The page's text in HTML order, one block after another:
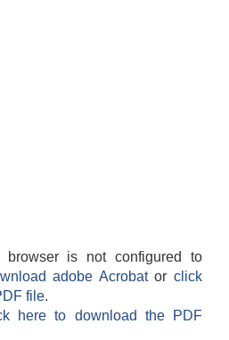
browser is not configured to
adobe Acrobatorclick
file.
here to download the PDF